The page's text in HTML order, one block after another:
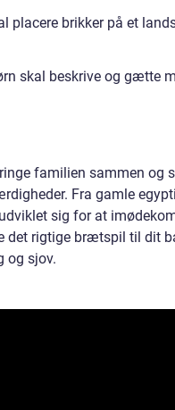
placere brikker på et
skal beskrive og gætte
familien sammen og
Fra gamle
sig for at
det rigtige brætspil til dit
og sjov.